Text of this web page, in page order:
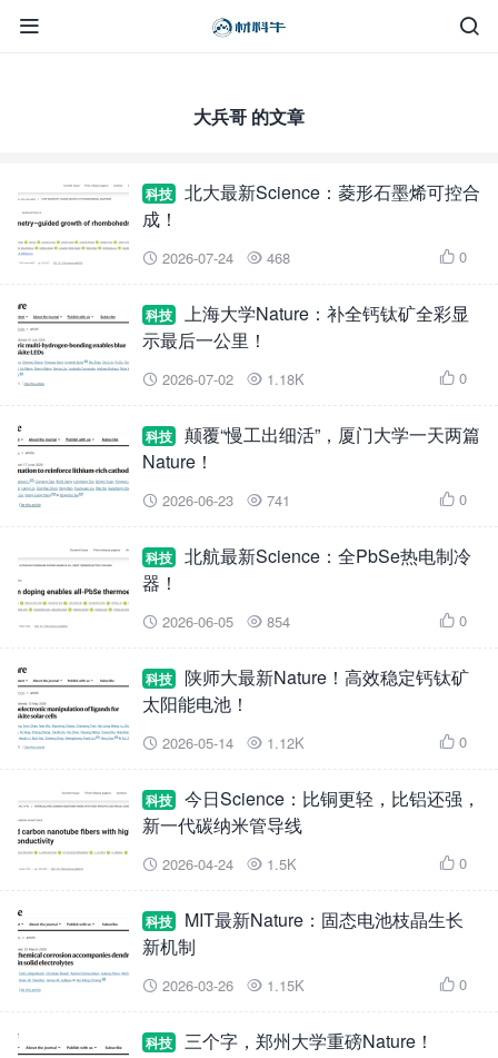


大兵哥 的文章
科技
北大最新Science：菱形石墨烯可控合
成！
 2026-07-24  468  0
科技
上海大学Nature：补全钙钛矿全彩显
示最后一公里！
 2026-07-02  1.18K  0
科技
颠覆“慢工出细活”，厦门大学一天两篇
Nature！
 2026-06-23  741  0
科技
北航最新Science：全PbSe热电制冷
器！
 2026-06-05  854  0
科技
陕师大最新Nature！高效稳定钙钛矿
太阳能电池！
 2026-05-14  1.12K  0
科技
今日Science：比铜更轻，比铝还强，
新一代碳纳米管导线
 2026-04-24  1.5K  0
科技
MIT最新Nature：固态电池枝晶生长
新机制
 2026-03-26  1.15K  0
科技 三个字，郑州大学重磅Nature！